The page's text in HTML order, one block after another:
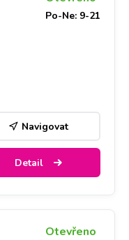
Po-Ne: 9-21
Navigovat
Detail
Otevřeno